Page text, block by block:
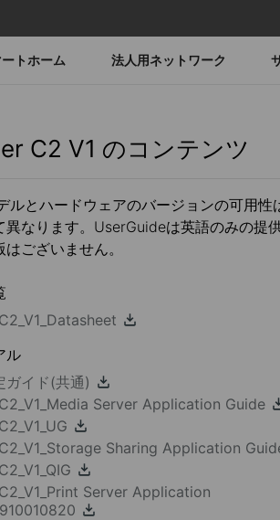
ートホーム 法人用ネットワーク
C2 V1 のコンテンツ
ルとハードウェアのバージョンの可用性
異なります。UserGuideは英語のみの提供
はございません。
ル
ガイド(共通)
Server Application Guide
Sharing Application
Server Application